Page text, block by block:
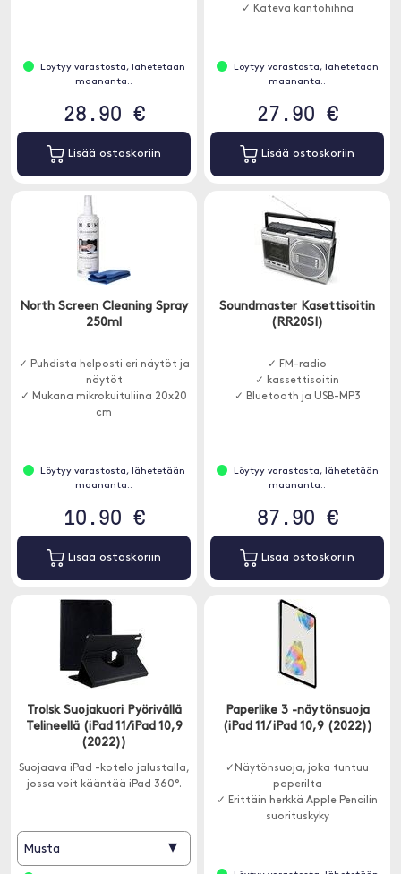
Löytyy varastosta, lähetetään
maananta..
28.90 €
Lisää ostoskoriin
✓ Kätevä kantohihna
Löytyy varastosta, lähetetään
maananta..
27.90 €
Lisää ostoskoriin
North Screen Cleaning Spray
250ml
✓ Puhdista helposti eri näytöt ja
näytöt
✓ Mukana mikrokuituliina 20x20
cm
Löytyy varastosta, lähetetään
maananta..
10.90 €
Lisää ostoskoriin
Soundmaster Kasettisoitin
(RR20SI)
✓ FM-radio
✓ kassettisoitin
✓ Bluetooth ja USB-MP3
Löytyy varastosta, lähetetään
maananta..
87.90 €
Lisää ostoskoriin
Trolsk Suojakuori Pyörivällä
Telineellä (iPad 11/iPad 10,9
(2022))
Suojaava iPad -kotelo jalustalla,
jossa voit kääntää iPad 360°.
Musta ▾
Paperlike 3 -näytönsuoja
(iPad 11/ iPad 10,9 (2022))
✓Näytönsuoja, joka tuntuu
paperilta
✓ Erittäin herkkä Apple Pencilin
suorituskyky